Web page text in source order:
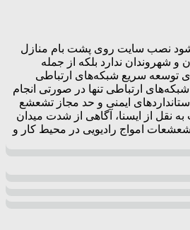
نصب سایت روی پشت بام منازل
شهروندان ندارد بلکه از جمله
توسعه سریع شبکه‌های ارتباطی
ارتباطی تنها در صورتی انجام
ایمنی و حد مجاز تشعشع
نقل از ایسنا، آگاهی از شدت میدان
امواج رادیویی در محیط کار و